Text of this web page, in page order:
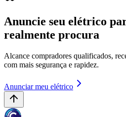
Anuncie seu elétrico
realmente procura
Alcance compradores qualificados,
com mais segurança e rapidez.
Anunciar meu elétrico